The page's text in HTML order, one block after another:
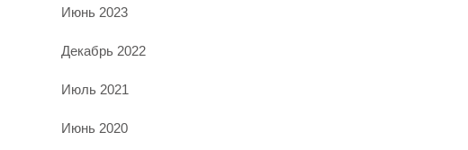
Июнь 2023
Декабрь 2022
Июль 2021
Июнь 2020